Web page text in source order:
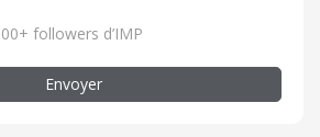
followers d’IMP
Envoyer